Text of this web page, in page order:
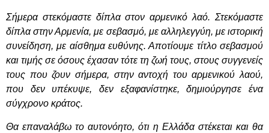
Σήμερα στεκόμαστε δίπλα στον αρμενικό λαό. Στεκόμαστε
δίπλα στην Αρμενία, με σεβασμό, με αλληλεγγύη, με ιστορική
συνείδηση, με αίσθημα ευθύνης. Αποτίουμε τίτλο σεβασμού
και τιμής σε όσους έχασαν τότε τη ζωή τους, στους συγγενείς
τους που ζουν σήμερα, στην αντοχή του αρμενικού λαού,
που δεν υπέκυψε, δεν εξαφανίστηκε, δημιούργησε ένα
σύγχρονο κράτος.
Θα επαναλάβω το αυτονόητο, ότι η Ελλάδα στέκεται και θα